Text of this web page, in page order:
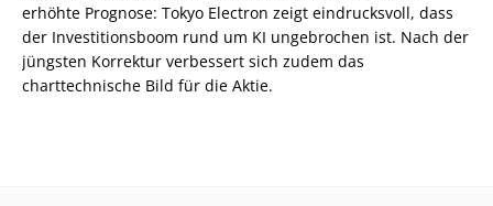
erhöhte Prognose: Tokyo Electron zeigt eindrucksvoll, dass
der Investitionsboom rund um KI ungebrochen ist. Nach der
jüngsten Korrektur verbessert sich zudem das
charttechnische Bild für die Aktie.